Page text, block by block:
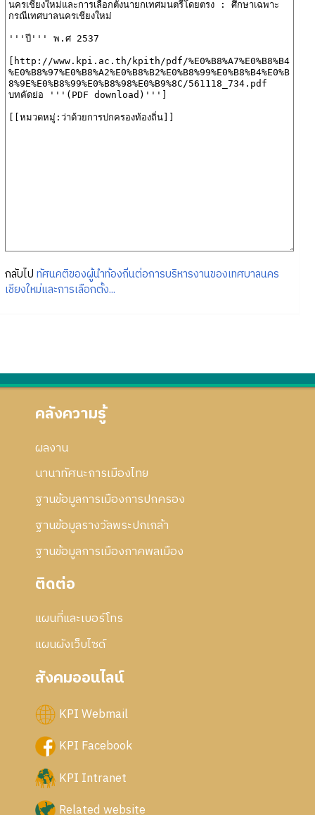
กลับไป ทัศนคติของผู้นำท้องถิ่นต่อการบริหารงานของเทศบาลนคร
เชียงใหม่และการเลือกตั้ง...
คลังความรู้
ผลงาน
นานาทัศนะการเมืองไทย
ฐานข้อมูลการเมืองการปกครอง
ฐานข้อมูลรางวัลพระปกเกล้า
ฐานข้อมูลการเมืองภาคพลเมือง
ติดต่อ
แผนที่และเบอร์โทร
แผนผังเว็บไซด์
สังคมออนไลน์
KPI Webmail
KPI Facebook
KPI Intranet
Related website